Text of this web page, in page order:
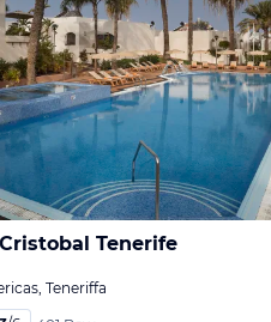
Tenerife
Teneriffa